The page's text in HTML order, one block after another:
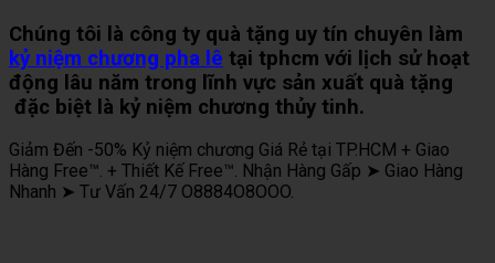
Chúng tôi là công ty quà tặng uy tín chuyên làm
kỷ niệm chương pha lê tại tphcm với lịch sử hoạt
động lâu năm trong lĩnh vực sản xuất quà tặng
đặc biệt là kỷ niệm chương thủy tinh.
Giảm Đến -50% Kỷ niệm chương Giá Rẻ tại TP.HCM + Giao
Hàng Free™. + Thiết Kế Free™. Nhận Hàng Gấp ➤ Giao Hàng
Nhanh ➤ Tư Vấn 24/7 O8884O8OOO.